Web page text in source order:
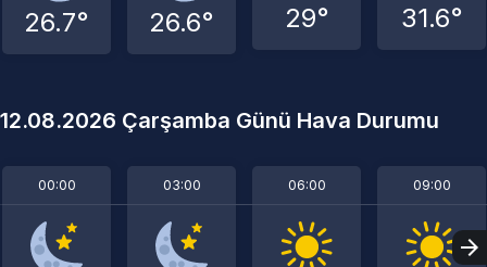
26.7° 26.6° 29° 31.6°
12.08.2026 Çarşamba Günü Hava Durumu
00:00 03:00 06:00 09:00